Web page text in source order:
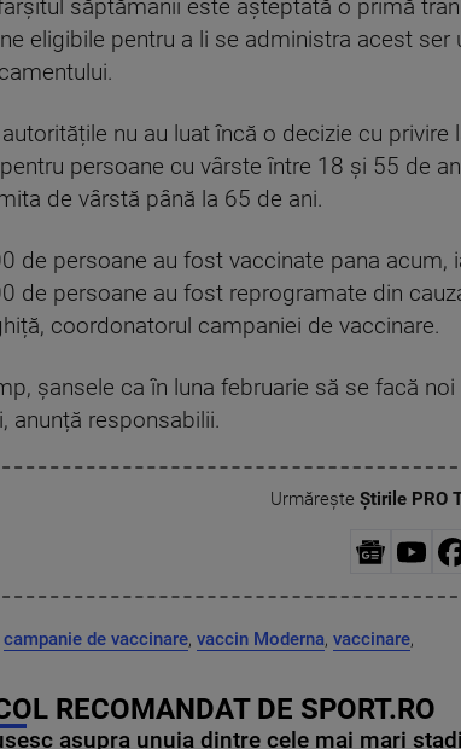
săptămânii este așteptată o primă
eligibile pentru a li se administra acest
nu au luat încă o decizie cu
persoane cu vârste între 18 și 55 de
de vârstă până la 65 de ani.
de persoane au fost vaccinate pana acum,
de persoane au fost reprogramate din
coordonatorul campaniei de vaccinare.
șansele ca în luna februarie să se facă
anunță responsabilii.
Urmărește Știrile PRO
campanie de vaccinare, vaccin Moderna, vaccinare,
RECOMANDAT DE SPORT.RO
asupra unuia dintre cele mai mari